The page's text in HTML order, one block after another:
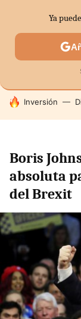
SECTORES
HOY SE
Inversión
Boris
absoluta
del Brexit
Ya